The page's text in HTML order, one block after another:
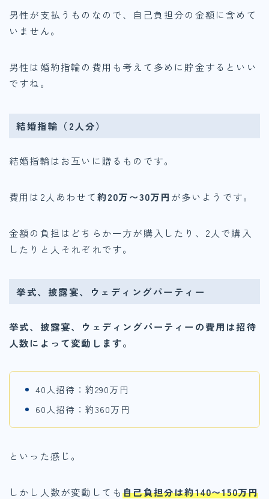
男性が支払うものなので、自己負担分の金額に含めて
いません。
男性は婚約指輪の費用も考えて多めに貯金するといい
ですね。
結婚指輪（2人分）
結婚指輪はお互いに贈るものです。
費用は2人あわせて約20万〜30万円 が多いようです。
金額の負担はどちらか一方が購入したり、2人で購入
したりと人それぞれです。
挙式、披露宴、ウェディングパーティー
挙式、披露宴、ウェディングパーティーの費用は招待
人数によって変動します。
40人招待：約290万円
60人招待：約360万円
といった感じ。
しかし人数が変動しても自己負担分は約140〜150万円